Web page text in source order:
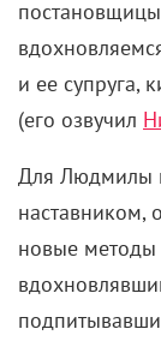
и ее супруга,
(его озвучил
Для Людмилы
наставником,
новые